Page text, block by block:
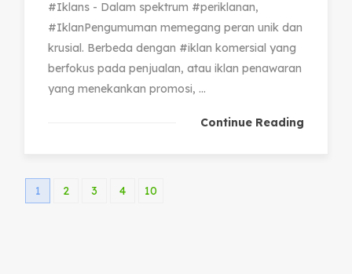
#Iklans - Dalam spektrum #periklanan,
#IklanPengumuman memegang peran unik dan
krusial. Berbeda dengan #iklan komersial yang
berfokus pada penjualan, atau iklan penawaran
yang menekankan promosi, ...
Continue Reading
1 2 3 4 10